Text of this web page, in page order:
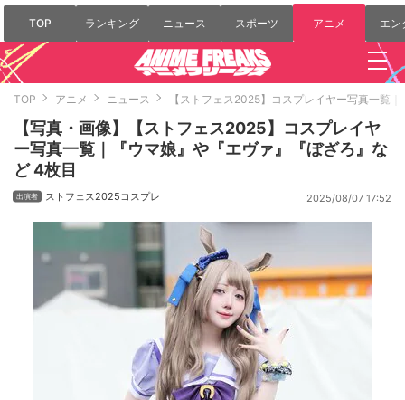
TOP ランキング ニュース スポーツ アニメ エン
TOP アニメ ニュース 【ストフェス2025】コスプレイヤー写真一覧
【写真・画像】【ストフェス2025】コスプレイヤ
ー写真一覧｜『ウマ娘』や『エヴァ』『ぼざろ』な
ど 4枚目
ストフェス2025コスプレ 2025/08/07 17:52